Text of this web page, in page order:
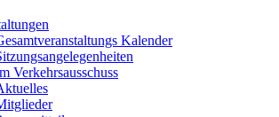
Kalender
Verkehrsausschuss